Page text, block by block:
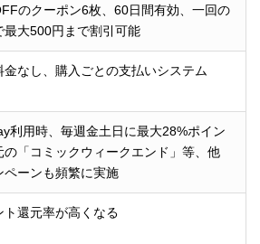
のクーポン6枚、60日間有効、一回の
最大500円まで割引可能
金なし、購入ごとの支払いシステム
利用時、毎週金土日に最大28%ポイン
の「コミックウィークエンド」等、他
ペーンも頻繁に実施
ト還元率が高くなる